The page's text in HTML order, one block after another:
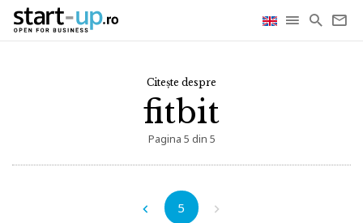
Citește despre
fitbit
Pagina 5 din 5
5